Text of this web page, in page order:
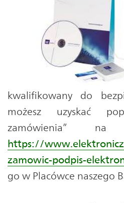
kwalifikowany do
możesz uzyskać
zamówienia”
https://
zamowic-podpis-
go w Placówce naszego